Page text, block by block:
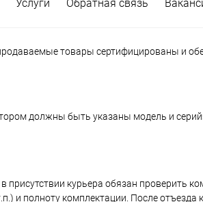
Услуги Обратная связь
товары сертифицированы и
должны быть указаны модель и
присутствии курьера обязан проверить
и полноту комплектации. После отъезда